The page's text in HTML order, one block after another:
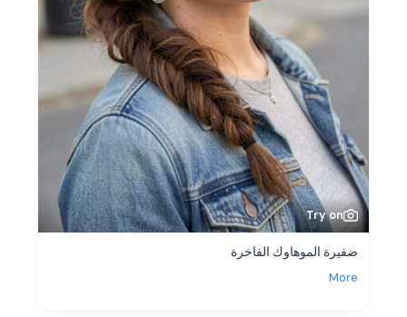
Try on
ضفيرة الموهاوك الفاخرة
More